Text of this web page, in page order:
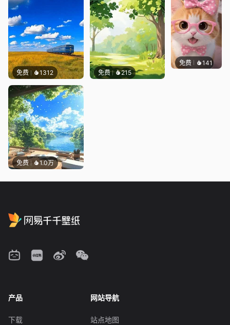
免费 1312 免费 215
免费 1.0万
免费 141好看
产品
下载
网站导航
站点地图